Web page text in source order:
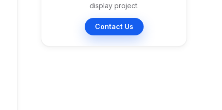
display project.
Contact Us